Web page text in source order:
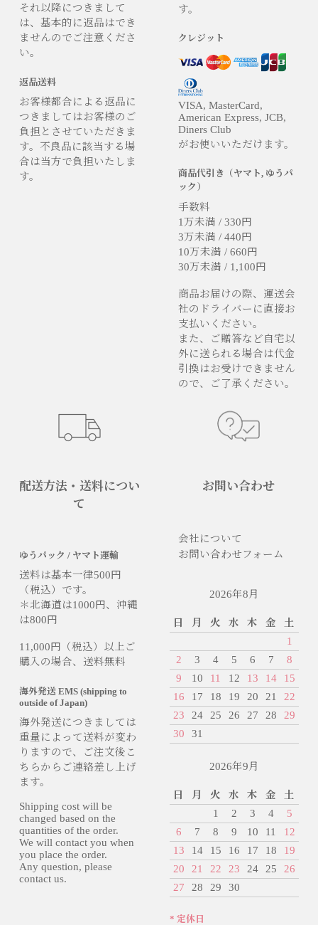
それ以降につきまして
は、基本的に返品はでき
ませんのでご注意くださ
い。
返品送料
お客様都合による返品に
つきましてはお客様のご
負担とさせていただきま
す。不良品に該当する場
合は当方で負担いたしま
す。
す。
クレジット
VISA, MasterCard,
American Express, JCB,
Diners Club
がお使いいただけます。
商品代引き（ヤマト, ゆうパ
ック）
手数料
1万未満 / 330円
3万未満 / 440円
10万未満 / 660円
30万未満 / 1,100円
商品お届けの際、運送会
社のドライバーに直接お
支払いください。
また、ご贈答など自宅以
外に送られる場合は代金
引換はお受けできません
ので、ご了承ください。
配送方法・送料につい
て
ゆうパック / ヤマト運輸
送料は基本一律500円
（税込）です。
＊北海道は1000円、沖縄
は800円
11,000円（税込）以上ご
購入の場合、送料無料
海外発送 EMS (shipping to
outside of Japan)
海外発送につきましては
重量によって送料が変わ
りますので、ご注文後こ
ちらからご連絡差し上げ
ます。
Shipping cost will be
changed based on the
quantities of the order.
We will contact you when
you place the order.
Any question, please
contact us.
お問い合わせ
会社について
お問い合わせフォーム
2026年8月
日 月 火 水 木 金
土
1
2
3 4 5 6 7
8
9
10 11 12 13 14
15
16
17 18 19 20 21
22
23
24 25 26 27 28
29
30
31
2026年9月
日 月 火 水 木 金
土
1
2 3 4
5
6
7 8 9 10 11
12
13
14 15 16 17 18
19
20
21 22 23 24 25
26
27
28 29 30
* 定休日